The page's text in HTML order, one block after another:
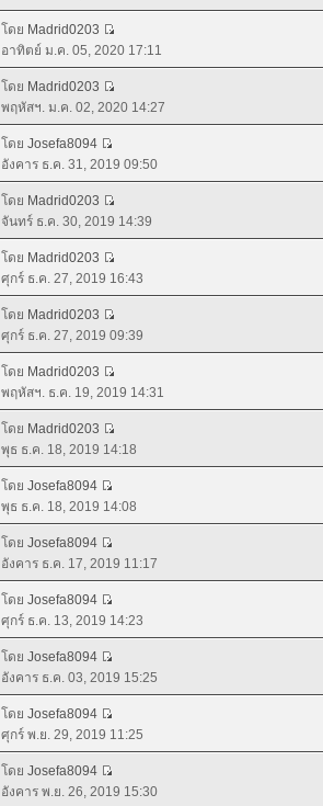
โดย Madrid0203
อาทิตย์ ม.ค. 05, 2020 17:11
โดย Madrid0203
พฤหัสฯ. ม.ค. 02, 2020 14:27
โดย Josefa8094
อังคาร ธ.ค. 31, 2019 09:50
โดย Madrid0203
จันทร์ ธ.ค. 30, 2019 14:39
โดย Madrid0203
ศุกร์ ธ.ค. 27, 2019 16:43
โดย Madrid0203
ศุกร์ ธ.ค. 27, 2019 09:39
โดย Madrid0203
พฤหัสฯ. ธ.ค. 19, 2019 14:31
โดย Madrid0203
พุธ ธ.ค. 18, 2019 14:18
โดย Josefa8094
พุธ ธ.ค. 18, 2019 14:08
โดย Josefa8094
อังคาร ธ.ค. 17, 2019 11:17
โดย Josefa8094
ศุกร์ ธ.ค. 13, 2019 14:23
โดย Josefa8094
อังคาร ธ.ค. 03, 2019 15:25
โดย Josefa8094
ศุกร์ พ.ย. 29, 2019 11:25
โดย Josefa8094
อังคาร พ.ย. 26, 2019 15:30